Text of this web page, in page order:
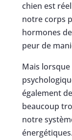
chien est
notre corps
hormones
peur de
Mais
également
beaucoup
notre